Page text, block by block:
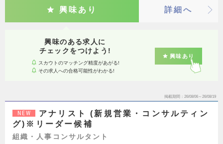
興味あり 詳細へ
興味のある求人に
チェックをつけよう!
スカウトのマッチング精度があがる!
その求人への合格可能性がわかる!
興味あり
掲載期間 26/08/06～26/08/19
NEW
アナリスト (新規営業・コンサルティン
グ)※リーダー候補
組織・人事コンサルタント